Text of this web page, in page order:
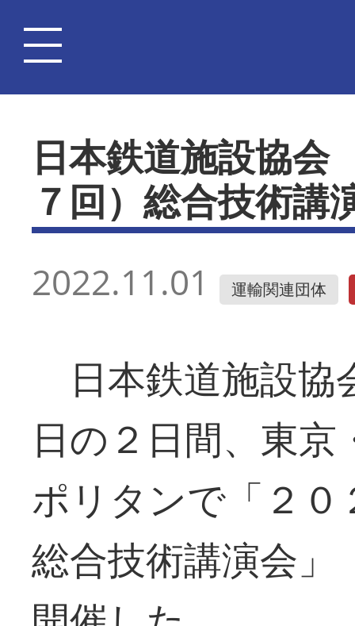
日本鉄道施設協
７回）総合技術講
2022.11.01 運輸関連団体
日本鉄道施設協
日の２日間、東
ポリタンで「２
総合技術講演会」